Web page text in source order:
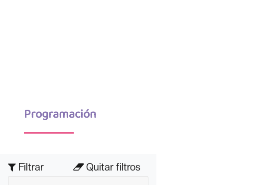
Programación
Filtrar Quitar filtros